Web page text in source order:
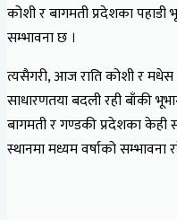
कोशी र बागमती प्रदेशका पहाडी
सम्भावना छ ।
त्यसैगरी, आज राति कोशी र
साधारणतया बदली रही बाँकी
बागमती र गण्डकी प्रदेशका
स्थानमा मध्यम वर्षाको